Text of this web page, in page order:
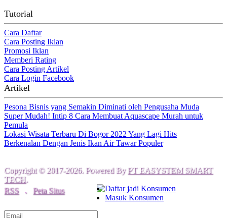
Tutorial
Cara Daftar
Cara Posting Iklan
Promosi Iklan
Memberi Rating
Cara Posting Artikel
Cara Login Facebook
Artikel
Pesona Bisnis yang Semakin Diminati oleh Pengusaha Muda
Super Mudah! Intip 8 Cara Membuat Aquascape Murah untuk
Pemula
Lokasi Wisata Terbaru Di Bogor 2022 Yang Lagi Hits
Berkenalan Dengan Jenis Ikan Air Tawar Populer
Copyright © 2017-2026. Powered By PT EASYSTEM SMART
TECH.
RSS
. Peta Situs
Daftar jadi Konsumen
Masuk Konsumen